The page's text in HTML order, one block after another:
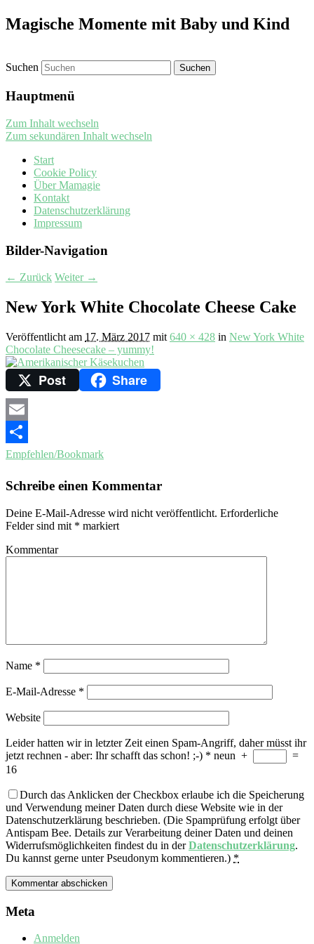
Magische Momente mit Baby und Kind
Suchen
Hauptmenü
Zum Inhalt wechseln
Zum sekundären Inhalt wechseln
Start
Cookie Policy
Über Mamagie
Kontakt
Datenschutzerklärung
Impressum
Bilder-Navigation
← Zurück Weiter →
New York White Chocolate Cheese Cake
Veröffentlicht am 17. März 2017 mit 640 × 428 in New York White
Chocolate Cheesecake – yummy!
Post Share
Email
Empfehlen/Bookmark
Schreibe einen Kommentar
Deine E-Mail-Adresse wird nicht veröffentlicht. Erforderliche
Felder sind mit * markiert
Kommentar
Name *
E-Mail-Adresse *
Website
Leider hatten wir in letzter Zeit einen Spam-Angriff, daher müsst ihr
jetzt rechnen - aber: Ihr schafft das schon! ;-) * neun +
=
16
Durch das Anklicken der Checkbox erlaube ich die Speicherung
und Verwendung meiner Daten durch diese Website wie in der
Datenschutzerklärung beschrieben. (Die Spamprüfung erfolgt über
Antispam Bee. Details zur Verarbeitung deiner Daten und deinen
Widerrufsmöglichkeiten findest du in derDatenschutzerklärung.
Du kannst gerne unter Pseudonym kommentieren.) *
Meta
Anmelden